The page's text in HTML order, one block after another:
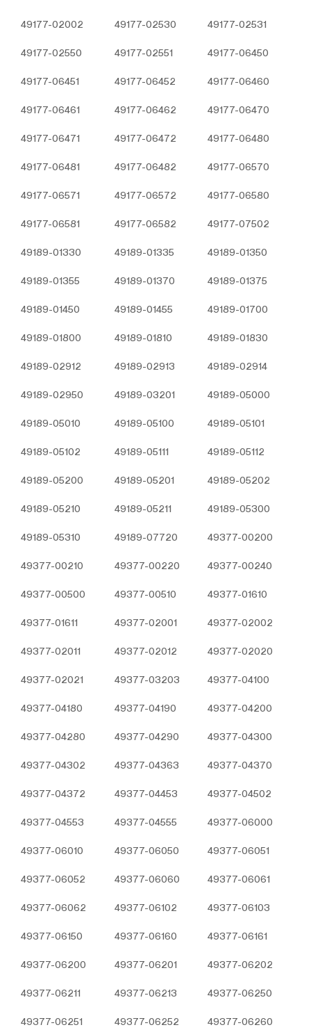
49177-02002 49177-02530 49177-02531
49177-02550 49177-02551 49177-06450
49177-06451 49177-06452 49177-06460
49177-06461 49177-06462 49177-06470
49177-06471 49177-06472 49177-06480
49177-06481 49177-06482 49177-06570
49177-06571 49177-06572 49177-06580
49177-06581 49177-06582 49177-07502
49189-01330 49189-01335 49189-01350
49189-01355 49189-01370 49189-01375
49189-01450 49189-01455 49189-01700
49189-01800 49189-01810 49189-01830
49189-02912 49189-02913 49189-02914
49189-02950 49189-03201 49189-05000
49189-05010 49189-05100 49189-05101
49189-05102 49189-05111 49189-05112
49189-05200 49189-05201 49189-05202
49189-05210 49189-05211 49189-05300
49189-05310 49189-07720 49377-00200
49377-00210 49377-00220 49377-00240
49377-00500 49377-00510 49377-01610
49377-01611 49377-02001 49377-02002
49377-02011 49377-02012 49377-02020
49377-02021 49377-03203 49377-04100
49377-04180 49377-04190 49377-04200
49377-04280 49377-04290 49377-04300
49377-04302 49377-04363 49377-04370
49377-04372 49377-04453 49377-04502
49377-04553 49377-04555 49377-06000
49377-06010 49377-06050 49377-06051
49377-06052 49377-06060 49377-06061
49377-06062 49377-06102 49377-06103
49377-06150 49377-06160 49377-06161
49377-06200 49377-06201 49377-06202
49377-06211 49377-06213 49377-06250
49377-06251 49377-06252 49377-06260
Ziyaretçilere sunulan reklamların etkinliğinin
hesaplanmasını sağlarlar. Bu tür çerezlerin amacı,
sunulmasıdır.
ilgi alanlarının tespit edilmesini ve uygun içeriklerin
engeller.
YÖNETİLİR?
ya da çerezleri engellemek veya silmek için
Birçok tarayıcı çerezleri kontrol edebilmeniz için size
türdeki çerezleri kabul etme ya da bir internet sitesinin
tarafından uyarılma seçeneği sunar.
Çerezleri devre dışı bırakır veya reddederseniz, bazı
hesabınızı tanıyamayacağımız ve
özellikler ve hizmetler düzgün çalışmayabilir.
tıklayarak değiştirebilirsiniz.
POLİTİKASI’NIN YÜRÜRLÜĞÜ
Politika’nın tümünün veya belirli maddelerinin
güncellenecektir. Gizlilik Politikası Kurum’un internet
sunulur.
Caddesi 5. Sokak No:98/ATelefon: +90 216 471 55 63
plus.com